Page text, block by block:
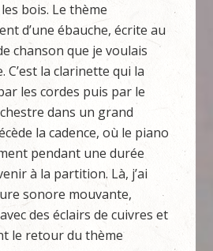
bois. Le thème
d’une ébauche, écrite au
chanson que je voulais
C’est la clarinette qui la
les cordes puis par le
dans un grand
la cadence, où le piano
pendant une durée
à la partition. Là, j’ai
sonore mouvante,
des éclairs de cuivres et
le retour du thème